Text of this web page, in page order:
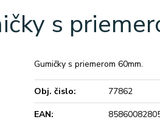
s
Gumičky s priemerom 60mm.
Obj. čislo:
77862
EAN: